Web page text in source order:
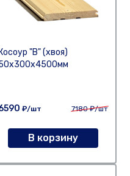
Косоур "В" (хвоя)
₽/шт 7180₽/шт
В корзину